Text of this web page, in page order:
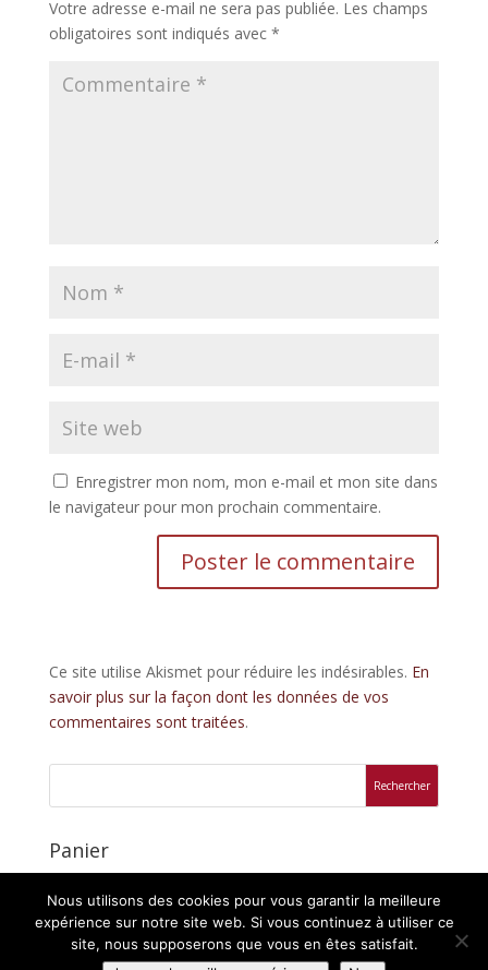
Votre adresse e-mail ne sera pas publiée. Les champs
obligatoires sont indiqués avec *
Enregistrer mon nom, mon e-mail et mon site dans
le navigateur pour mon prochain commentaire.
Ce site utilise Akismet pour réduire les indésirables. En
savoir plus sur la façon dont les données de vos
commentaires sont traitées.
Panier
Nous utilisons des cookies pour vous garantir la meilleure
expérience sur notre site web. Si vous continuez à utiliser ce
site, nous supposerons que vous en êtes satisfait.